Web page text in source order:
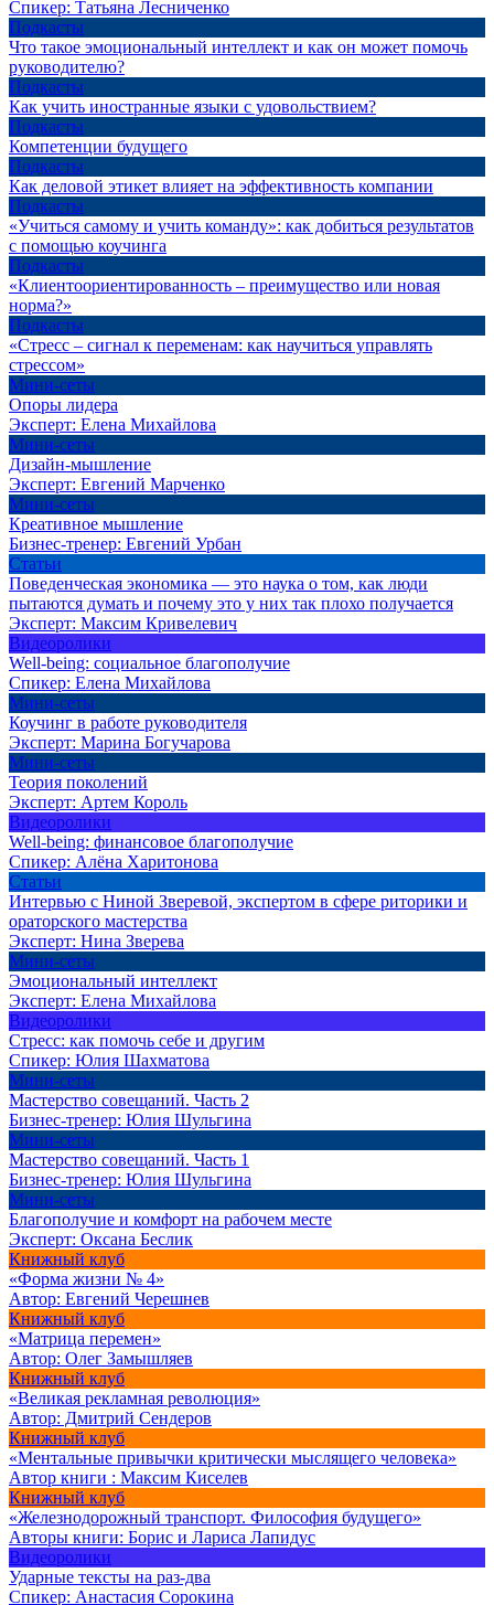
Спикер: Татьяна Лесниченко
Подкасты
Что такое эмоциональный интеллект и как он может помочь
руководителю?
Подкасты
Как учить иностранные языки с удовольствием?
Подкасты
Компетенции будущего
Подкасты
Как деловой этикет влияет на эффективность компании
Подкасты
«Учиться самому и учить команду»: как добиться результатов
с помощью коучинга
Подкасты
«Клиентоориентированность – преимущество или новая
норма?»
Подкасты
«Стресс – сигнал к переменам: как научиться управлять
стрессом»
Мини-сеты
Опоры лидера
Эксперт: Елена Михайлова
Мини-сеты
Дизайн-мышление
Эксперт: Евгений Марченко
Мини-сеты
Креативное мышление
Бизнес-тренер: Евгений Урбан
Статьи
Поведенческая экономика — это наука о том, как люди
пытаются думать и почему это у них так плохо получается
Эксперт: Максим Кривелевич
Видеоролики
Well-being: социальное благополучие
Спикер: Елена Михайлова
Мини-сеты
Коучинг в работе руководителя
Эксперт: Марина Богучарова
Мини-сеты
Теория поколений
Эксперт: Артем Король
Видеоролики
Well-being: финансовое благополучие
Спикер: Алёна Харитонова
Статьи
Интервью с Ниной Зверевой, экспертом в сфере риторики и
ораторского мастерства
Эксперт: Нина Зверева
Мини-сеты
Эмоциональный интеллект
Эксперт: Елена Михайлова
Видеоролики
Стресс: как помочь себе и другим
Спикер: Юлия Шахматова
Мини-сеты
Мастерство совещаний. Часть 2
Бизнес-тренер: Юлия Шульгина
Мини-сеты
Мастерство совещаний. Часть 1
Бизнес-тренер: Юлия Шульгина
Мини-сеты
Благополучие и комфорт на рабочем месте
Эксперт: Оксана Беслик
Книжный клуб
«Форма жизни № 4»
Автор: Евгений Черешнев
Книжный клуб
«Матрица перемен»
Автор: Олег Замышляев
Книжный клуб
«Великая рекламная революция»
Автор: Дмитрий Сендеров
Книжный клуб
«Ментальные привычки критически мыслящего человека»
Автор книги : Максим Киселев
Книжный клуб
«Железнодорожный транспорт. Философия будущего»
Авторы книги: Борис и Лариса Лапидус
Видеоролики
Ударные тексты на раз-два
Спикер: Анастасия Сорокина